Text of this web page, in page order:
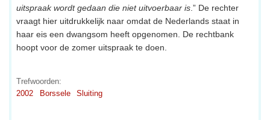
uitspraak wordt gedaan die niet uitvoerbaar is .” De rechter
vraagt hier uitdrukkelijk naar omdat de Nederlands staat in
haar eis een dwangsom heeft opgenomen. De rechtbank
hoopt voor de zomer uitspraak te doen.
Trefwoorden:
2002
Borssele Sluiting